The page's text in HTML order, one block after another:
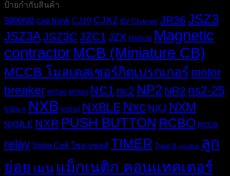
ป้ายกำกับสินค้า
5800NB cap bank CJ19 CJX2 EV Charger JR36 JSZ3
JSZ3AJSZ3C JZC1JZX M5801B Magnetic
contractorMCB (Miniature CB)
MCCB โมลเดสเซอร์กิตเบรกเกอร์ motor
breaker MT580 MT583 NC1 nc2 NP2 NR2 ns2-25
NTE8-A NXB NXB-63 NXBLE Nxc NXJ NXM
NXMLE NXR PUSH BUTTON RCBO RCCB
relay Solar Cell โซลาเซลส์ TIMER Type A ลูกบล๊อค ลูก
ย่อย เมน แม็กเนติก คอนแทคเตอร์